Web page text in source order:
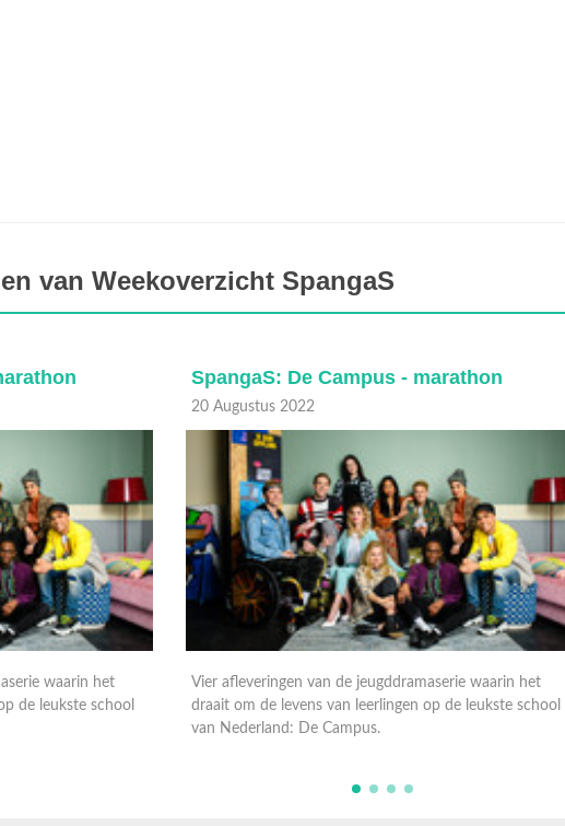
van Weekoverzicht SpangaS
waarin het
de leukste school
SpangaS: De Campus - marathon
13 Augustus 2022
Vier afleveringen van de jeugddramaserie waarin het
draait om de levens van leerlingen op de leukste school
van Nederland: De Campus.